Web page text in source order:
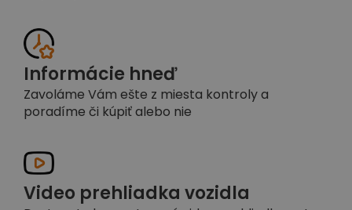
Informácie hneď
Zavoláme Vám ešte z miesta kontroly a
poradíme či kúpiť alebo nie
Video prehliadka vozidla